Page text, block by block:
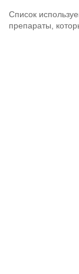
Список
препараты,